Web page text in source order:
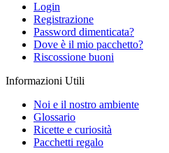
Login
Registrazione
Password dimenticata?
Dove è il mio pacchetto?
Riscossione buoni
Informazioni Utili
Noi e il nostro ambiente
Glossario
Ricette e curiosità
Pacchetti regalo